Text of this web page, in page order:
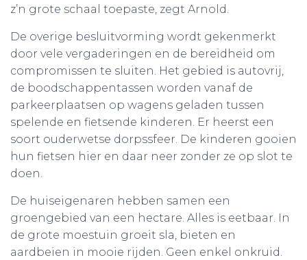
z’n grote schaal toepaste, zegt Arnold.
De overige besluitvorming wordt gekenmerkt
door vele vergaderingen en de bereidheid om
compromissen te sluiten. Het gebied is autovrij,
de boodschappentassen worden vanaf de
parkeerplaatsen op wagens geladen tussen
spelende en fietsende kinderen. Er heerst een
soort ouderwetse dorpssfeer. De kinderen gooien
hun fietsen hier en daar neer zonder ze op slot te
doen.
De huiseigenaren hebben samen een
groengebied van een hectare. Alles is eetbaar. In
de grote moestuin groeit sla, bieten en
aardbeien in mooie rijden. Geen enkel onkruid.